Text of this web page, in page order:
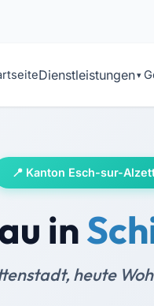
Dienstleistungen
Kanton Esch-sur-
in
heute